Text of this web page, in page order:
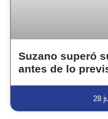
Suzano superó
antes de lo
28